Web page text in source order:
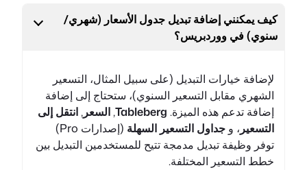
كيف يمكنني إضافة تبديل جدول الأسعار (شهري/
سنوي) في ووردبريس؟
لإضافة خيارات التبديل (على سبيل المثال، التسعير
الشهري مقابل التسعير السنوي)، ستحتاج إلى إضافة
إضافة تدعم هذه الميزة. Tableberg
,السعر,انتقل إلى
التسعير ، وجداول التسعير السهلة
(إصدارات Pro)
توفر وظيفة تبديل مدمجة تتيح للمستخدمين التبديل بين
خطط التسعير المختلفة.